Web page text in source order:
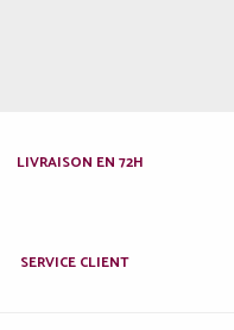
LIVRAISON EN 72H
SERVICE CLIENT